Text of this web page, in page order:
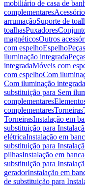
mobiliário de casa de
complementares
arrumaçãoSuporte de
toalhasPuxadores
magnéticosOutros
com espelhoEspelho
iluminação integrada
integradaMóveis com
com espelhoCom
Com iluminação integrada
substituição para Sem
complementares
complementaresTorneiras
TorneirasInstalação em
substituição para
elétricaInstalação em
substituição para
pilhasInstalação em
substituição para
geradorInstalação em
de substituição para